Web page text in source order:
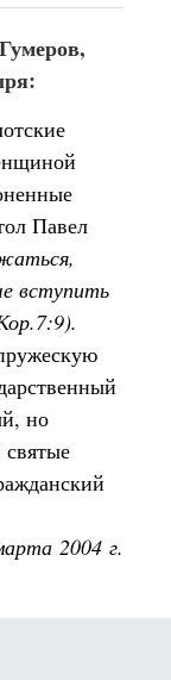
Павел
вступить
но
2004 г.